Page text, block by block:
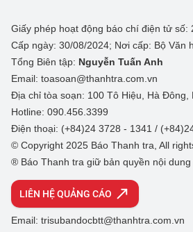
Giấy phép hoạt động báo chí điện tử số:
Cấp ngày: 30/08/2024; Nơi cấp: Bộ Văn
Tổng Biên tập: Nguyễn Tuấn Anh
Email: toasoan@thanhtra.com.vn
Địa chỉ tòa soạn: 100 Tô Hiệu, Hà Đông,
Hotline: 090.456.3399
Điện thoại: (+84)24 3728 - 1341 /
© Copyright 2025 Báo Thanh tra, All
® Báo Thanh tra giữ bản quyền nội
LIÊN HỆ QUẢNG CÁO
Email: trisubandocbtt@thanhtra.com.vn